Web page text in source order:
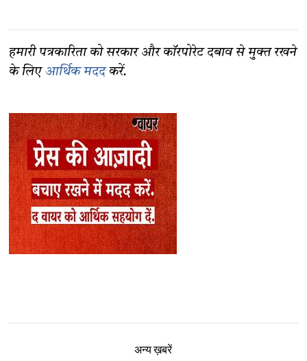
हमारी पत्रकारिता को सरकार और कॉरपोरेट दबाव से मुक्त रखने
के लिए आर्थिक मददकरें.
अन्य ख़बरें